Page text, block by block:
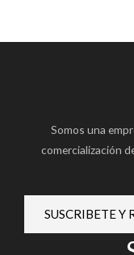
Somos una
comercialización
SUSCRIBETE Y